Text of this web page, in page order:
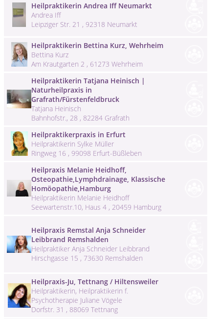
Heilpraktikerin Andrea Iff Neumarkt
Andrea Iff
Leipziger Str. 21 , 92318 Neumarkt
Heilpraktikerin Bettina Kurz, Wehrheim
Bettina Kurz
Am Krautgarten 2 , 61273 Wehrheim
Heilpraktikerin Tatjana Heinisch |
Naturheilpraxis in
Grafrath/Fürstenfeldbruck
Tatjana Heinisch
Bahnhofstr., 28 , 82284 Grafrath
Heilpraktikerpraxis in Erfurt
Heilpraktikerin Sylke Müller
Ringweg 16 , 99098 Erfurt-Büßleben
Heilpraxis Melanie Heidhoff,
Osteopathie,Lymphdrainage, Klassische
Homöopathie,Hamburg
Heilpraktikerin Melanie Heidhoff
Seewartenstr.10, Haus 4 , 20459 Hamburg
Heilpraxis Remstal Anja Schneider
Leibbrand Remshalden
Heilpraktiker Anja Schneider Leibbrand
Hirschgasse 15 , 73630 Remshalden
Heilpraxis-Ju, Tettnang / Hiltensweiler
Heilpraktikerin, Heilpraktikerin f.
Psychotherapie Juliane Vögele
Dorfstr. 31 , 88069 Tettnang